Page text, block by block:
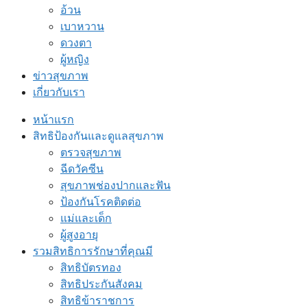
อ้วน
เบาหวาน
ดวงตา
ผู้หญิง
ข่าวสุขภาพ
เกี่ยวกับเรา
หน้าแรก
สิทธิป้องกันและดูแลสุขภาพ
ตรวจสุขภาพ
ฉีดวัคซีน
สุขภาพช่องปากและฟัน
ป้องกันโรคติดต่อ
แม่และเด็ก
ผู้สูงอายุ
รวมสิทธิการรักษาที่คุณมี
สิทธิบัตรทอง
สิทธิประกันสังคม
สิทธิข้าราชการ